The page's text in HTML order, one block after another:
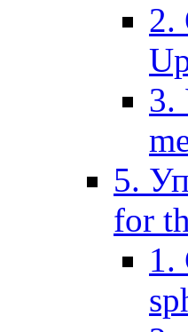
2.
3.
5.
for
1.